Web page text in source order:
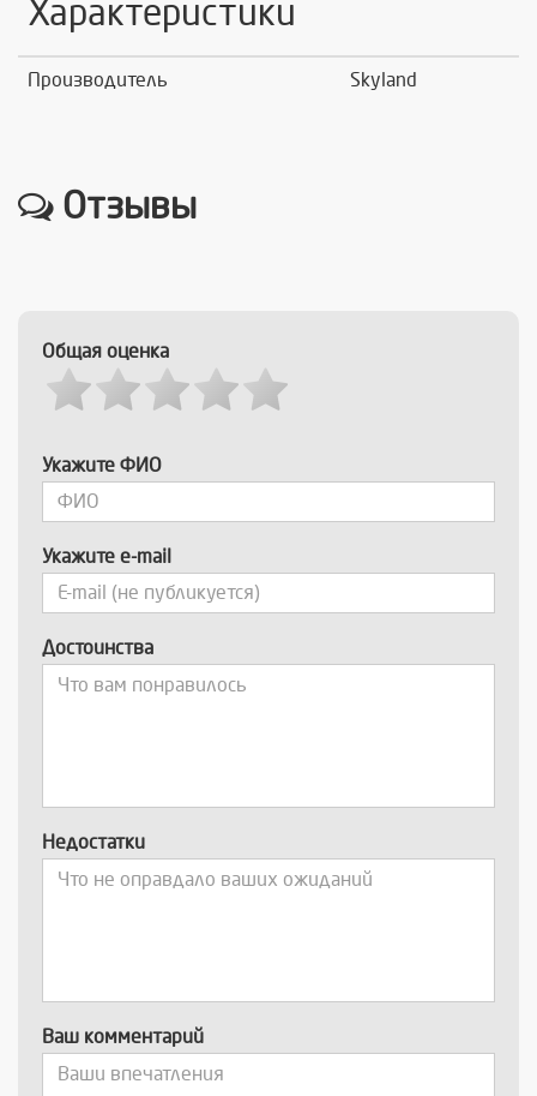
Характеристики
Производитель Skyland
Отзывы
Общая оценка
Укажите ФИО
Укажите e-mail
Достоинства
Недостатки
Ваш комментарий